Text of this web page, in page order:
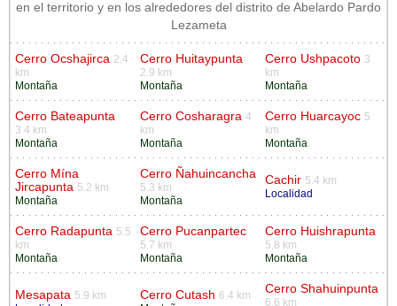
en el territorio y en los alrededores del distrito de Abelardo Pardo
Lezameta
Cerro Ocshajirca 2.4
km
Montaña
Cerro Huitaypunta
2.9 km
Montaña
Cerro Ushpacoto 3
km
Montaña
Cerro Bateapunta
3.4 km
Montaña
Cerro Cosharagra 4
km
Montaña
Cerro Huarcayoc 5
km
Montaña
Cerro Mína
Jircapunta 5.2 km
Montaña
Cerro Ñahuincancha
5.3 km
Montaña
Cachir 5.4 km
Localidad
Cerro Radapunta 5.5
km
Montaña
Cerro Pucanpartec
5.7 km
Montaña
Cerro Huishrapunta
5.8 km
Montaña
Mesapata 5.9 km
Cerro Cutash 6.4 km
Cerro Shahuinpunta
6.6 km